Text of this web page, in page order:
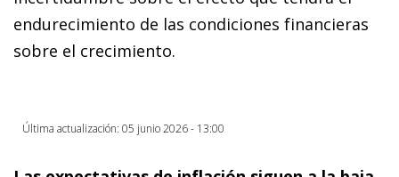
endurecimiento de las condiciones financieras
sobre el crecimiento.
Última actualización: 05 junio 2026 - 13:00